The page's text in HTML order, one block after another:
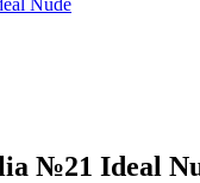
№21 Ideal